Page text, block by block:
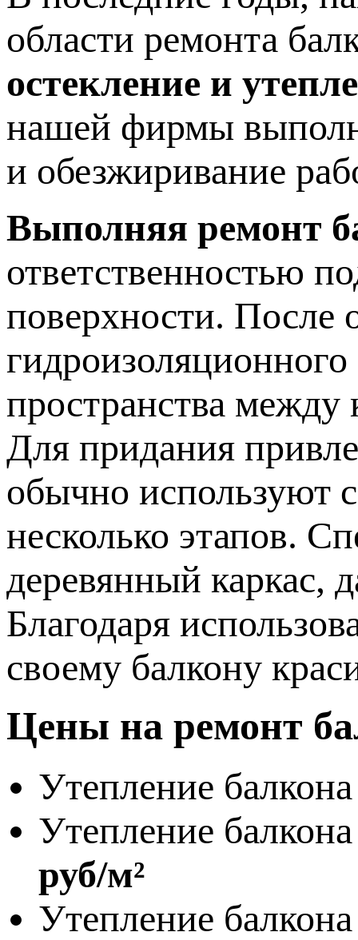
области ремонта
остекление и
нашей фирмы
и обезжиривание
Выполняя ремонт
ответственностью
поверхности. После
пространства между
Для придания
обычно используют
несколько этапов.
деревянный каркас,
Благодаря
своему балкону
Цены на ремонт
Утепление
Утепление
руб/м²
Утепление